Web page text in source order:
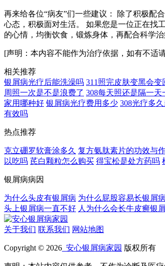
再来给各位“病友”们一些建议： 除了积极配
心态，积极面对生活。 如果您是一位正在找
的心情，均衡饮食，锻炼身体，再配合科学
[声明：本内容不能作为治疗依据，如有不适
相关推荐
银屑病光疗后能洗澡吗 311照完皮肤变黑会变
周照一次是不是浪费了 308每天照还是隔一天
家用哪种好 银屑病光疗费用多少 308光疗多
有效吗
热点推荐
克立硼罗软膏涂多久 复方氨肽素片的功效与
以吃吗 芪白颗粒怎么购买 得宝松是处方药吗
银屑病病因
为什么头皮有银屑病 为什么屁股容易长银屑病
头上银屑病一直不好 人为什么会长牛皮癣银
关于我们 联系我们 网站地图
Copyright © 2026 安心银屑病家园 版权所有